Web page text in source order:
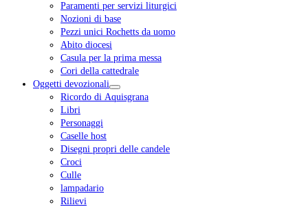
Paramenti per servizi liturgici
Nozioni di base
Pezzi unici Rochetts da uomo
Abito diocesi
Casula per la prima messa
Cori della cattedrale
Oggetti devozionali
Ricordo di Aquisgrana
Libri
Personaggi
Caselle host
Disegni propri delle candele
Croci
Culle
lampadario
Rilievi